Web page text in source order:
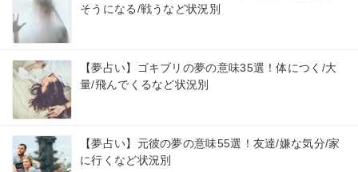
そうになる/戦うなど状況別
【夢占い】ゴキブリの夢の意味35選！体につく/大
量/飛んでくるなど状況別
【夢占い】元彼の夢の意味55選！友達/嫌な気分/家
に行くなど状況別